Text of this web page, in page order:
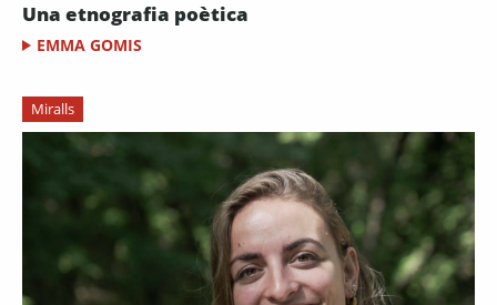
Una etnografia poètica
EMMA GOMIS
Miralls